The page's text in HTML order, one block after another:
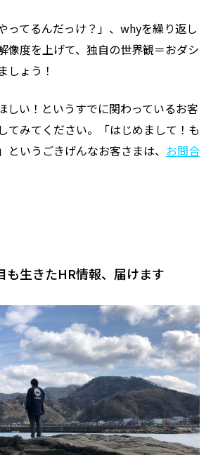
ってるんだっけ？」、whyを繰り返し
像度を上げて、独自の世界観＝おダシ
しょう！
しい！というすでに関わっているお客
てみてください。「はじめまして！も
というごきげんなお客さまは、 お問合
も生きたHR情報、届けます